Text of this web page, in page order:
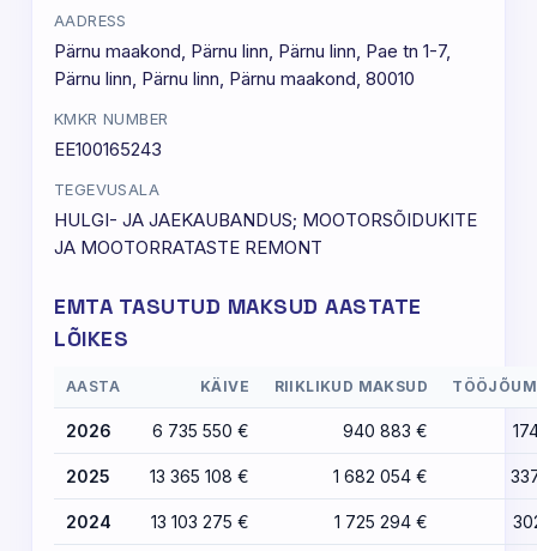
AADRESS
Pärnu maakond, Pärnu linn, Pärnu linn, Pae tn 1-7,
Pärnu linn, Pärnu linn, Pärnu maakond, 80010
KMKR NUMBER
EE100165243
TEGEVUSALA
HULGI- JA JAEKAUBANDUS; MOOTORSÕIDUKITE
JA MOOTORRATASTE REMONT
EMTA TASUTUD MAKSUD AASTATE
LÕIKES
AASTA KÄIVE RIIKLIKUD MAKSUD
2026 6 735 550 € 940 883 €
2025 13 365 108 € 1 682 054 €
2024 13 103 275 € 1 725 294 €